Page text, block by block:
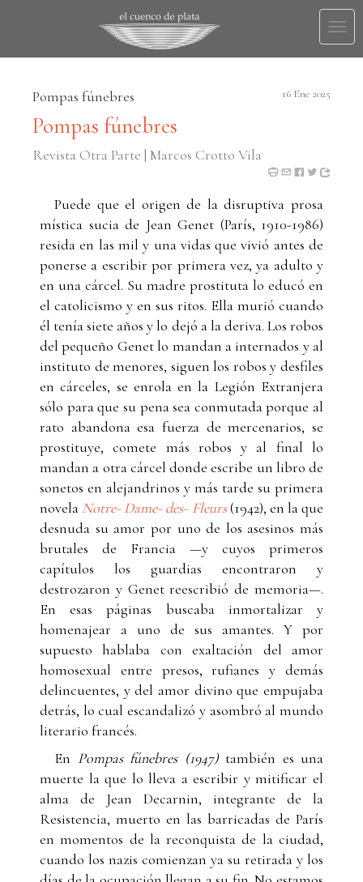
Pompas fúnebres 16 Ene 2025
Pompas fúnebres
Revista Otra Parte | Marcos Crotto Vila
Puede que el origen de la disruptiva prosa
mística sucia de Jean Genet (París, 1910-1986)
resida en las mil y una vidas que vivió antes de
ponerse a escribir por primera vez, ya adulto y
en una cárcel. Su madre prostituta lo educó en
el catolicismo y en sus ritos. Ella murió cuando
él tenía siete años y lo dejó a la deriva. Los robos
del pequeño Genet lo mandan a internados y al
instituto de menores, siguen los robos y desfiles
en cárceles, se enrola en la Legión Extranjera
sólo para que su pena sea conmutada porque al
rato abandona esa fuerza de mercenarios, se
prostituye, comete más robos y al final lo
mandan a otra cárcel donde escribe un libro de
sonetos en alejandrinos y más tarde su primera
novela Notre- Dame- des- Fleurs(1942), en la que
desnuda su amor por uno de los asesinos más
brutales de Francia —y cuyos primeros
capítulos los guardias encontraron y
destrozaron y Genet reescribió de memoria—.
En esas páginas buscaba inmortalizar y
homenajear a uno de sus amantes. Y por
supuesto hablaba con exaltación del amor
homosexual entre presos, rufianes y demás
delincuentes, y del amor divino que empujaba
detrás, lo cual escandalizó y asombró al mundo
literario francés.
En Pompas fúnebres (1947)también es una
muerte la que lo lleva a escribir y mitificar el
alma de Jean Decarnin, integrante de la
Resistencia, muerto en las barricadas de París
en momentos de la reconquista de la ciudad,
cuando los nazis comienzan ya su retirada y los